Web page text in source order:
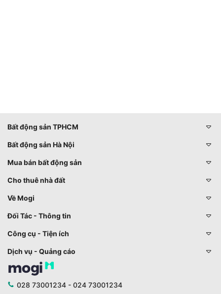
Bất động sản TPHCM
Bất động sản Hà Nội
Mua bán bất động sản
Cho thuê nhà đất
Về Mogi
Đối Tác - Thông tin
Công cụ - Tiện ích
Dịch vụ - Quảng cáo
028 73001234 - 024 73001234